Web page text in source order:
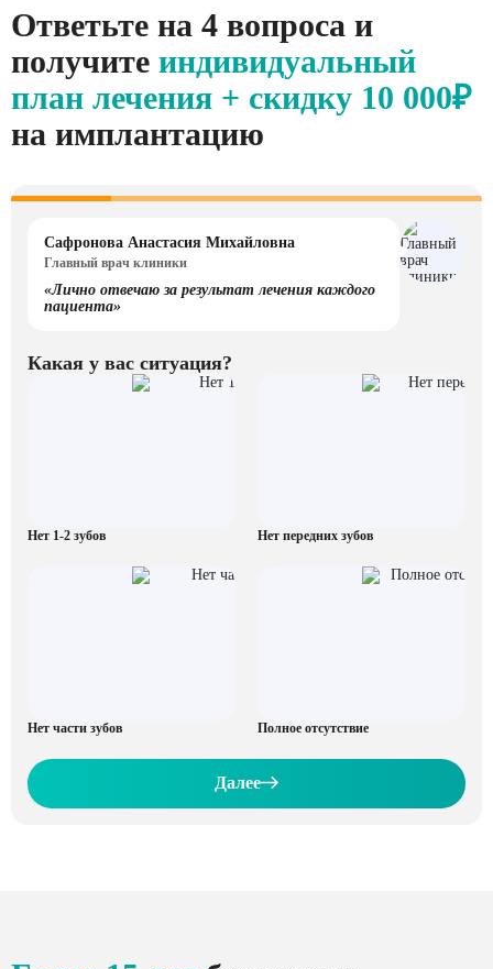
Ответьте на 4 вопроса и
получите индивидуальный
план лечения + скидку 10 000₽
на имплантацию
Сафронова Анастасия Михайловна
Главный врач клиники
«Лично отвечаю за результат лечения каждого
пациента»
Какая у вас ситуация?
Нет 1-2 зубов Нет передних зубов
Нет части зубов Полное отсутствие
Далее